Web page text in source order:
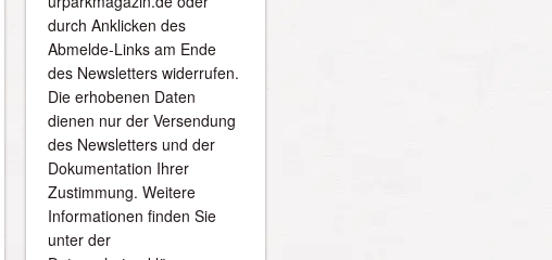
durch Anklicken des
Abmelde-Links am Ende
des Newsletters widerrufen.
Die erhobenen Daten
dienen nur der Versendung
des Newsletters und der
Dokumentation Ihrer
Zustimmung. Weitere
Informationen finden Sie
unter der